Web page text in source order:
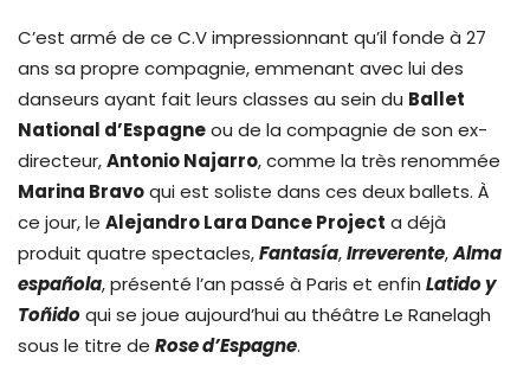
C’est armé de ce C.V impressionnant qu’il fonde à 27
ans sa propre compagnie, emmenant avec lui des
danseurs ayant fait leurs classes au sein du Ballet
National d’Espagneou de la compagnie de son ex-
directeur,Antonio Najarro, comme la très renommée
Marina Bravoqui est soliste dans ces deux ballets. À
ce jour, le Alejandro Lara Dance Project a déjà
produit quatre spectacles,Fantasía,Irreverente,Alma
española, présenté l’an passé à Paris et enfin Latido y
Toñidoqui se joue aujourd’hui au théâtre Le Ranelagh
sous le titre de Rose d’Espagne.